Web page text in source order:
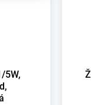
5W,